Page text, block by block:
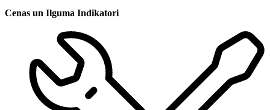
Cenas un Ilguma Indikatori